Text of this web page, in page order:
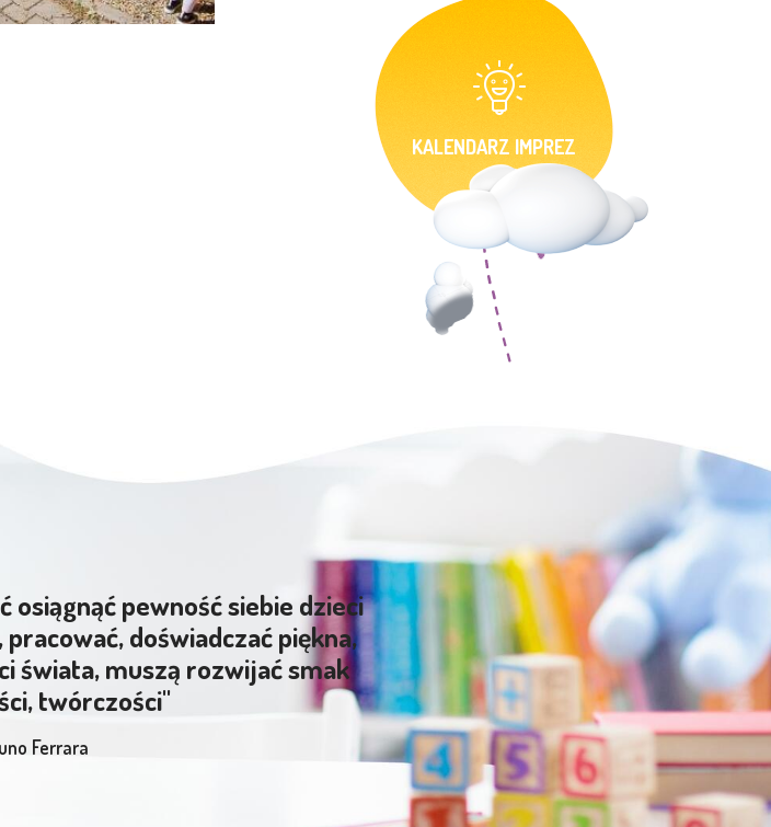
KALENDARZ IMPREZ
osiągnąć pewność siebie dzieci
doświadczać piękna,
świata, muszą rozwijać smak
twórczości"
Ferrara